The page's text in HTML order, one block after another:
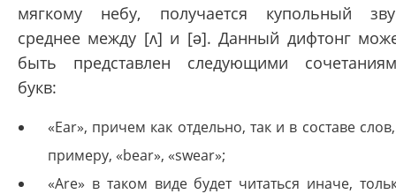
мягкому небу, получается купольный
среднее между [ʌ] и [ə]. Данный дифтонг
быть представлен следующими
букв:
«Ear», причем как отдельно, так и в составе
примеру, «bear», «swear»;
«Are» в таком виде будет читаться иначе,